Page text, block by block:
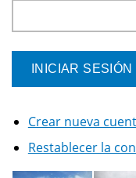
Crear nueva
Restablecer la